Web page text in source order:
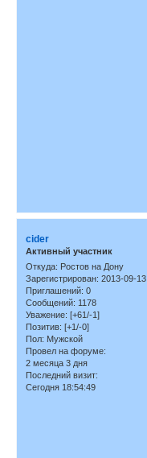
cider
Активный участник
Откуда: Ростов на Дону
Зарегистрирован: 2013-09-13
Приглашений: 0
Сообщений: 1178
Уважение: [+61/-1]
Позитив: [+1/-0]
Пол: Мужской
Провел на форуме:
2 месяца 3 дня
Последний визит:
Сегодня 18:54:49